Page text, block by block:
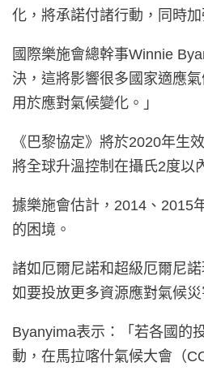
化，將承諾付諸行動，同時
國際樂施會總幹事Winnie
決，這將影響很多國家適應
用於應對氣候變化。」
《巴黎協定》將於2020年生
將全球升溫控制在攝氏2度以
據樂施會估計，2014、2015
的困境。
諸如厄爾尼諾和超級厄爾尼
如要投放更多資源應對氣候
Byanyima表示：「若各國的
動，在馬拉喀什氣候大會（